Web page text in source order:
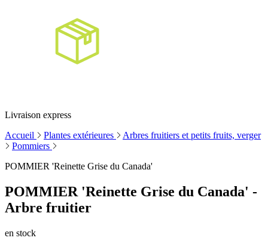
Livraison express
Accueil
Plantes extérieures
Arbres fruitiers et petits fruits, verger
Pommiers
POMMIER 'Reinette Grise du Canada'
POMMIER 'Reinette Grise du Canada' -
Arbre fruitier
en stock